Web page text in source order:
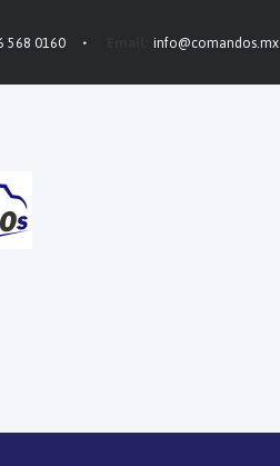
568 0160 info@comandos.mx